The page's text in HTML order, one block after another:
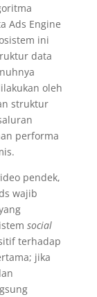
Ads Engine
ini
data
oleh
struktur
performa
pendek,
wajib
social
terhadap
jika